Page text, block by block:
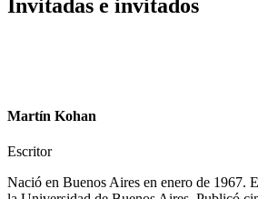
Invitadas e invitados
Martín Kohan
Escritor
Nació en Buenos Aires en enero de 1967.